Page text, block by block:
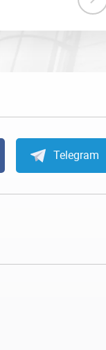
Telegram